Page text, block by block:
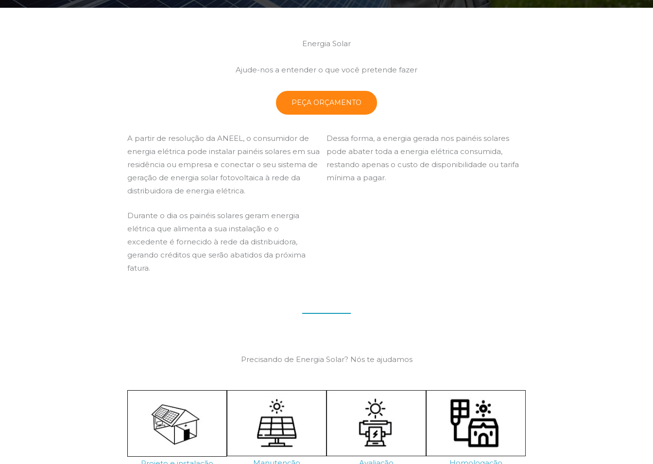
Energia Solar
Ajude-nos a entender o que você pretende fazer
PEÇA ORÇAMENTO
A partir de resolução da ANEEL, o consumidor de
energia elétrica pode instalar painéis solares em sua
residência ou empresa e conectar o seu sistema de
geração de energia solar fotovoltaica à rede da
distribuidora de energia elétrica.
Durante o dia os painéis solares geram energia
elétrica que alimenta a sua instalação e o
excedente é fornecido à rede da distribuidora,
gerando créditos que serão abatidos da próxima
fatura.
Dessa forma, a energia gerada nos painéis solares
pode abater toda a energia elétrica consumida,
restando apenas o custo de disponibilidade ou tarifa
mínima a pagar.
Precisando de Energia Solar? Nós te ajudamos